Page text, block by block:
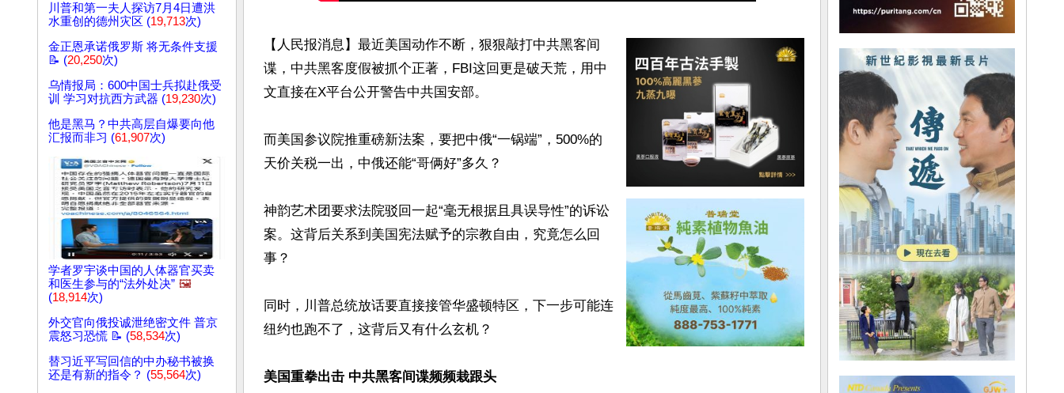
川普和第一夫人探访7月4日遭洪
水重创的德州灾区 (19,713次)
金正恩承诺俄罗斯 将无条件支援
📝 (20,250次)
乌情报局：600中国士兵拟赴俄受
训 学习对抗西方武器 (19,230次)
他是黑马？中共高层自爆要向他
汇报而非习 (61,907次)
学者罗宇谈中国的人体器官买卖
和医生参与的“法外处决” 🖼️
(18,914次)
外交官向俄投诚泄绝密文件 普京
震怒习恐慌 📝 (58,534次)
替习近平写回信的中办秘书被换
还是有新的指令？ (55,564次)
【人民报消息】最近美国动作不断，狠狠敲打中共黑客间
谍，中共黑客度假被抓个正著，FBI这回更是破天荒，用中
文直接在X平台公开警告中共国安部。
而美国参议院推重磅新法案，要把中俄“一锅端”，500%的
天价关税一出，中俄还能“哥俩好”多久？
神韵艺术团要求法院驳回一起“毫无根据且具误导性”的诉讼
案。这背后关系到美国宪法赋予的宗教自由，究竟怎么回
事？
同时，川普总统放话要直接接管华盛顿特区，下一步可能连
纽约也跑不了，这背后又有什么玄机？
美国重拳出击 中共黑客间谍频频栽跟头